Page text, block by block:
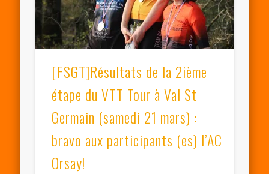
[FSGT]Résultats de la 2ième
étape du VTT Tour à Val St
Germain (samedi 21 mars) :
bravo aux participants (es) l’AC
Orsay!